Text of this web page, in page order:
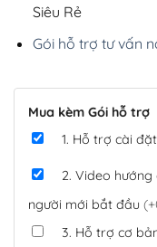
Siêu Rẻ
Gói hỗ trợ tư vấn
Mua kèm Gói hỗ trợ
1. Hỗ trợ cài
2. Video
người mới bắt đầu
3. Hỗ trợ cơ